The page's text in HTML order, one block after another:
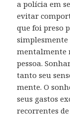
a polícia em
evitar
que foi preso
simplesmente
mentalmente
pessoa.
tanto seu
mente. O
seus gastos
recorrentes